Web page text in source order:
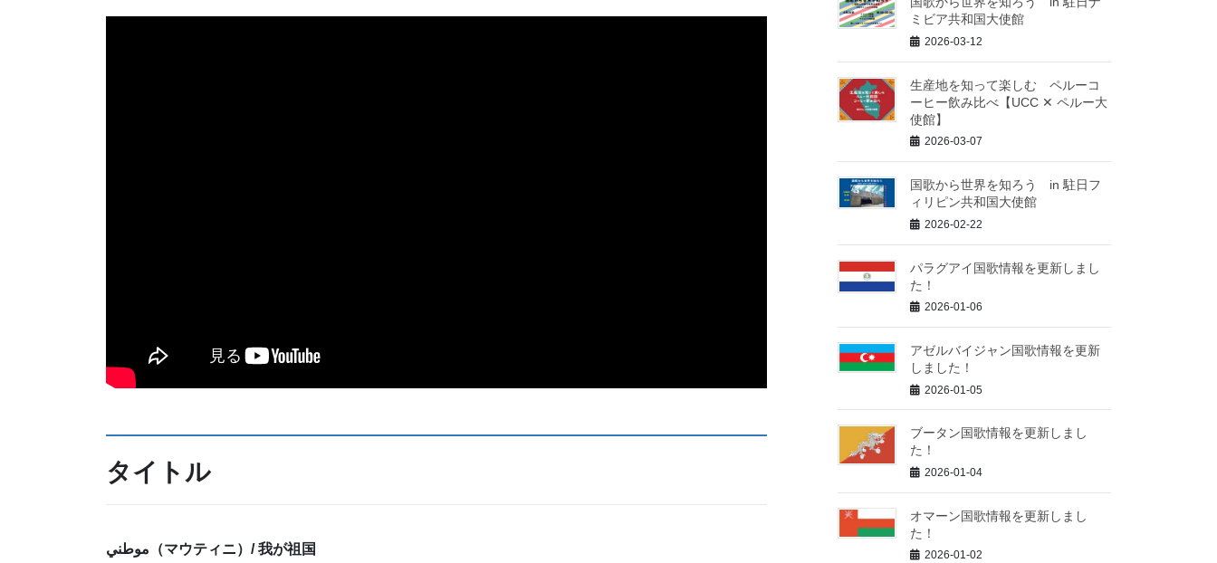
タイトル
موطني （マウティニ）/ 我が祖国
ミビア共和国大使館
2026-03-12
生産地を知って楽しむ ペルーコ
ーヒー飲み比べ【UCC ✕ ペルー大
使館】
2026-03-07
国歌から世界を知ろう in 駐日フ
ィリピン共和国大使館
2026-02-22
パラグアイ国歌情報を更新しまし
た！
2026-01-06
アゼルバイジャン国歌情報を更新
しました！
2026-01-05
ブータン国歌情報を更新しまし
た！
2026-01-04
オマーン国歌情報を更新しまし
た！
2026-01-02